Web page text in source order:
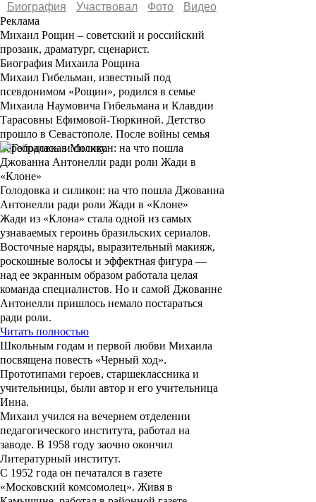
Биография
Участвовал Фото
Видеo
Реклама
Михаил Рощин – советский и российский
прозаик, драматург, сценарист.
Биография Михаила Рощина
Михаил Гибельман, известный под
псевдонимом «Рощин», родился в семье
Михаила Наумовича Гибельмана и Клавдии
Тарасовны Ефимовой-Тюркиной. Детство
прошло в Севастополе. После войны семья
перебралась в Москву.
Голодовка и силикон: на что пошла Джованна
Антонелли ради роли Жади в «Клоне»
Жади из «Клона» стала одной из самых
узнаваемых героинь бразильских сериалов.
Восточные наряды, выразительный макияж,
роскошные волосы и эффектная фигура —
над ее экранным образом работала целая
команда специалистов. Но и самой Джованне
Антонелли пришлось немало постараться
ради роли.
Читать полностью
Школьным годам и первой любви Михаила
посвящена повесть «Черный ход».
Прототипами героев, старшеклассника и
учительницы, были автор и его учительница
Инна.
Михаил учился на вечернем отделении
педагогического института, работал на
заводе. В 1958 году заочно окончил
Литературный институт.
С 1952 года он печатался в газете
«Московский комсомолец». Живя в